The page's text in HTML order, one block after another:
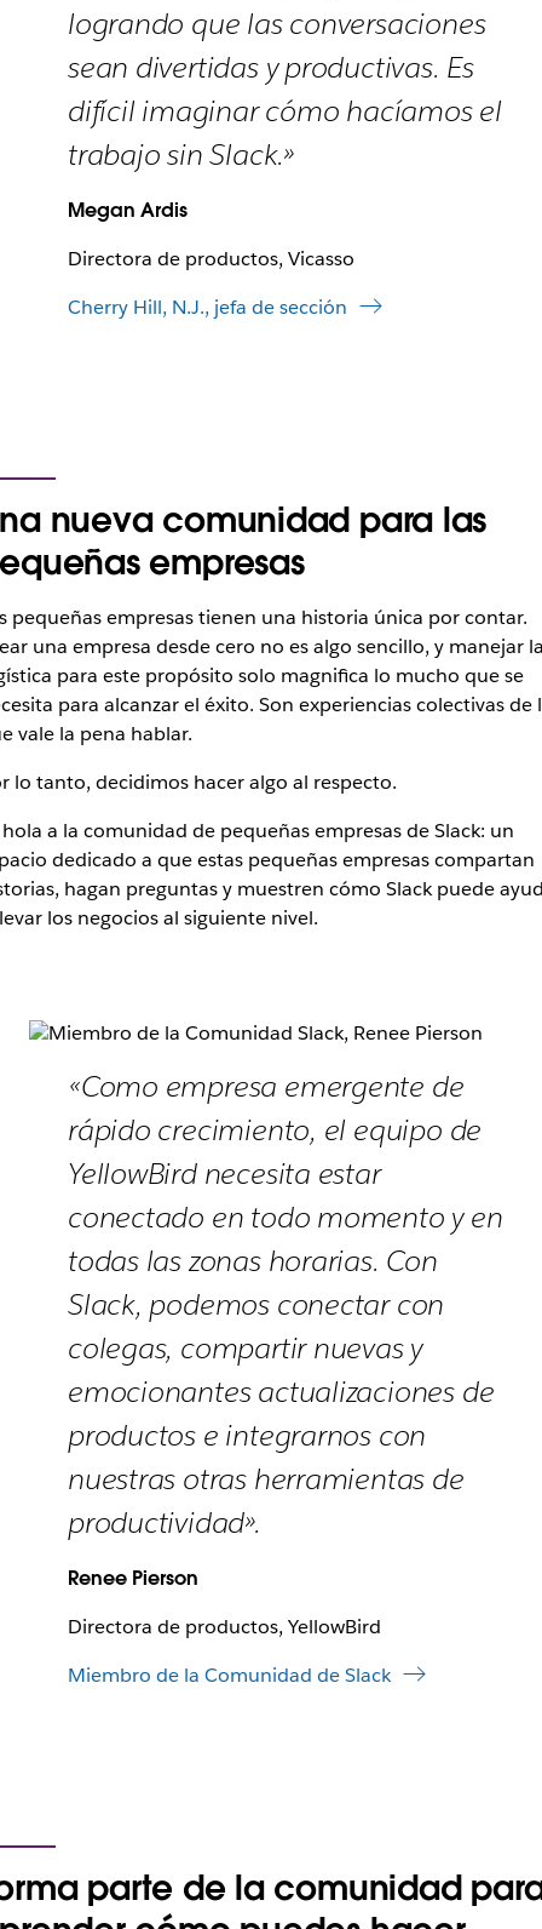
logrando que las conversaciones
sean divertidas y productivas. Es
difícil imaginar cómo hacíamos el
trabajo sin Slack.»
Megan Ardis
Directora de productos, Vicasso
Cherry Hill, N.J., jefa de sección
nueva comunidad para las
empresas
pequeñas empresas tienen una historia única por contar.
una empresa desde cero no es algo sencillo, y manejar
para este propósito solo magnifica lo mucho que se
para alcanzar el éxito. Son experiencias colectivas de
vale la pena hablar.
lo tanto, decidimos hacer algo al respecto.
a la comunidad de pequeñas empresas de Slack: un
dedicado a que estas pequeñas empresas compartan
hagan preguntas y muestren cómo Slack puede
los negocios al siguiente nivel.
«Como empresa emergente de
rápido crecimiento, el equipo de
YellowBird necesita estar
conectado en todo momento y en
todas las zonas horarias. Con
Slack, podemos conectar con
colegas, compartir nuevas y
emocionantes actualizaciones de
productos e integrarnos con
nuestras otras herramientas de
productividad».
Renee Pierson
Directora de productos, YellowBird
Miembro de la Comunidad de Slack
parte de la comunidad